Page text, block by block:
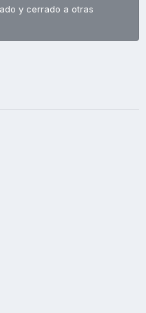
y cerrado a otras